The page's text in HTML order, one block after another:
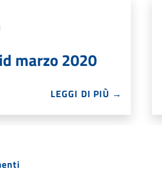
marzo 2020
LEGGI DI PIÙ →